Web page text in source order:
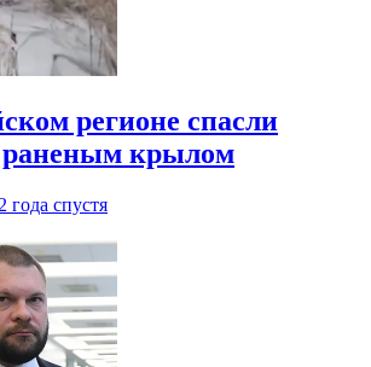
регионе спасли
раненым крылом
2 года спустя